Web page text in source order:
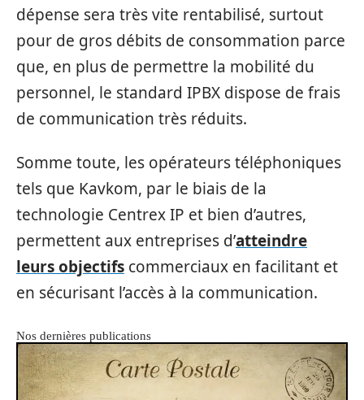
dépense sera très vite rentabilisé, surtout
pour de gros débits de consommation parce
que, en plus de permettre la mobilité du
personnel, le standard IPBX dispose de frais
de communication très réduits.
Somme toute, les opérateurs téléphoniques
tels que Kavkom, par le biais de la
technologie Centrex IP et bien d’autres,
permettent aux entreprises d’atteindre
leurs objectifs commerciaux en facilitant et
en sécurisant l’accès à la communication.
Nos dernières publications